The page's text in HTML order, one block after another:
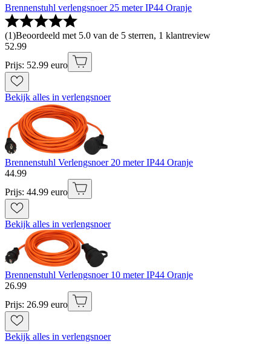
Brennenstuhl verlengsnoer 25 meter IP44 Oranje
(1)Beoordeeld met 5.0 van de 5 sterren, 1 klantreview
52.99
Prijs: 52.99 euro
Bekijk alles in verlengsnoer
Brennenstuhl Verlengsnoer 20 meter IP44 Oranje
44.99
Prijs: 44.99 euro
Bekijk alles in verlengsnoer
Brennenstuhl Verlengsnoer 10 meter IP44 Oranje
26.99
Prijs: 26.99 euro
Bekijk alles in verlengsnoer